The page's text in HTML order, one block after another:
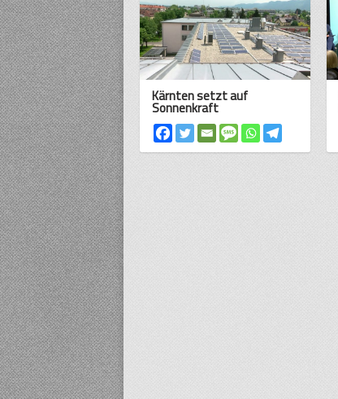
Kärnten setzt auf
Sonnenkraft